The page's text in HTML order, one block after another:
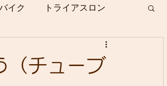
イク トライアスロン
チューブ